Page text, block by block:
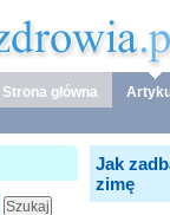
Strona główna
Jak
zimę